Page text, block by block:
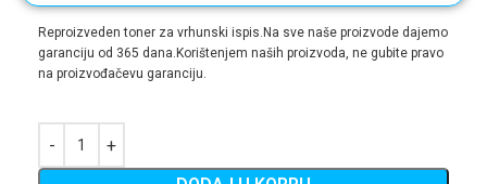
Reproizveden toner za vrhunski ispis.Na sve naše proizvode dajemo
garanciju od 365 dana.Korištenjem naših proizvoda, ne gubite pravo
na proizvođačevu garanciju.